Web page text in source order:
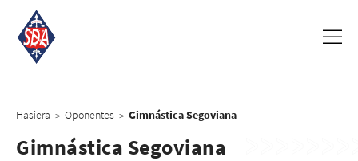
Hasiera > Oponentes > Gimnástica Segoviana
Gimnástica Segoviana